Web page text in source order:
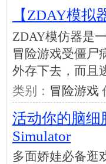
【ZDAY模拟
ZDAY模仿器是
冒险游戏受僵尸
外存下去，而且
类别： 冒险游戏
活动你的脑细
Simulator
多面娇娃必备逛